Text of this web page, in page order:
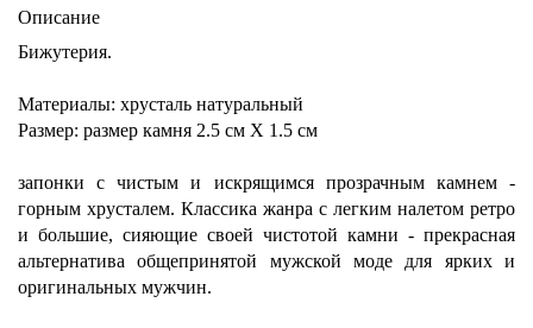
Описание
Бижутерия.
Материалы: хрусталь натуральный
Размер: размер камня 2.5 см Х 1.5 см
запонки с чистым и искрящимся прозрачным камнем -
горным хрусталем. Классика жанра с легким налетом ретро
и большие, сияющие своей чистотой камни - прекрасная
альтернатива общепринятой мужской моде для ярких и
оригинальных мужчин.